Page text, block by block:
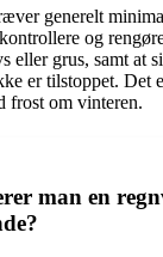
generelt
og
eller grus, samt at
er tilstoppet. Det
frost om vinteren.
man en